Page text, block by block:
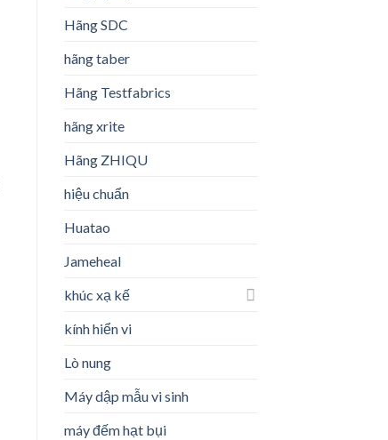
Hãng SDC
hãng taber
Hãng Testfabrics
hãng xrite
Hãng ZHIQU
hiệu chuẩn
Huatao
Jameheal
khúc xạ kế
kính hiển vi
Lò nung
Máy dập mẫu vi sinh
máy đếm hạt bụi